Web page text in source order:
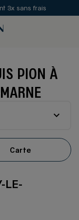
3x sans frais
PION À
Carte
LE-